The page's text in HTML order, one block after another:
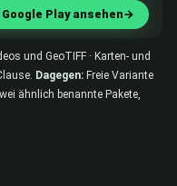
Google Play ansehen→
und GeoTIFF · Karten- und
Dagegen: Freie Variante
ähnlich benannte Pakete,